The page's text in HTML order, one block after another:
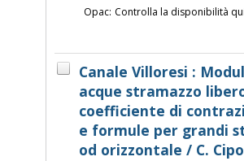
Opac: Controlla la disponibilità
Canale Villoresi :
acque stramazzo
coefficiente di
e formule per grandi
od orizzontale / C.